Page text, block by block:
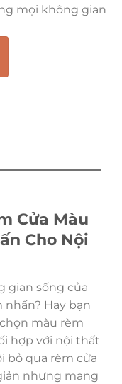
mọi không gian
Cửa Màu
Cho Nội
gian sống của
Hay bạn
màu rèm
hợp với nội thất
bỏ qua rèm cửa
nhưng mang